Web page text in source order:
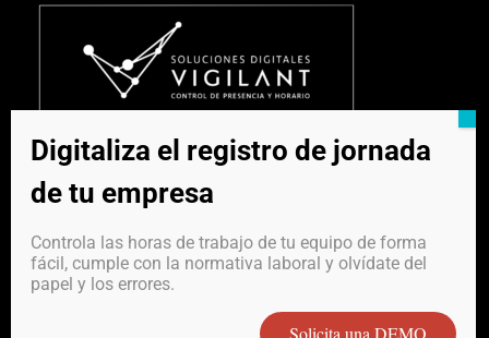
*RadioBit Sistemas S.L. no dispone de Vigilantes ni de
Digitaliza el registro de jornada
de tu empresa
Controla las horas de trabajo de tu equipo de forma
fácil, cumple con la normativa laboral y olvídate del
papel y los errores.
Solicita una DEMO